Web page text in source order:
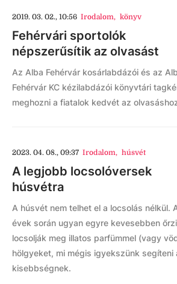
2019. 03. 02., 10:56 Irodalom, könyv
Fehérvári sportolók
népszerűsítik az olvasást
Az Alba Fehérvár kosárlabdázói és az
Fehérvár KC kézilabdázói könyvtári
meghozni a fiatalok kedvét az
2023. 04. 08., 09:37 Irodalom, húsvét
A legjobb locsolóversek
húsvétra
A húsvét nem telhet el a locsolás nélkül.
évek során ugyan egyre kevesebben
locsolják meg illatos parfümmel (vagy
hölgyeket, mi mégis igyekszünk segíteni
kisebbségnek.